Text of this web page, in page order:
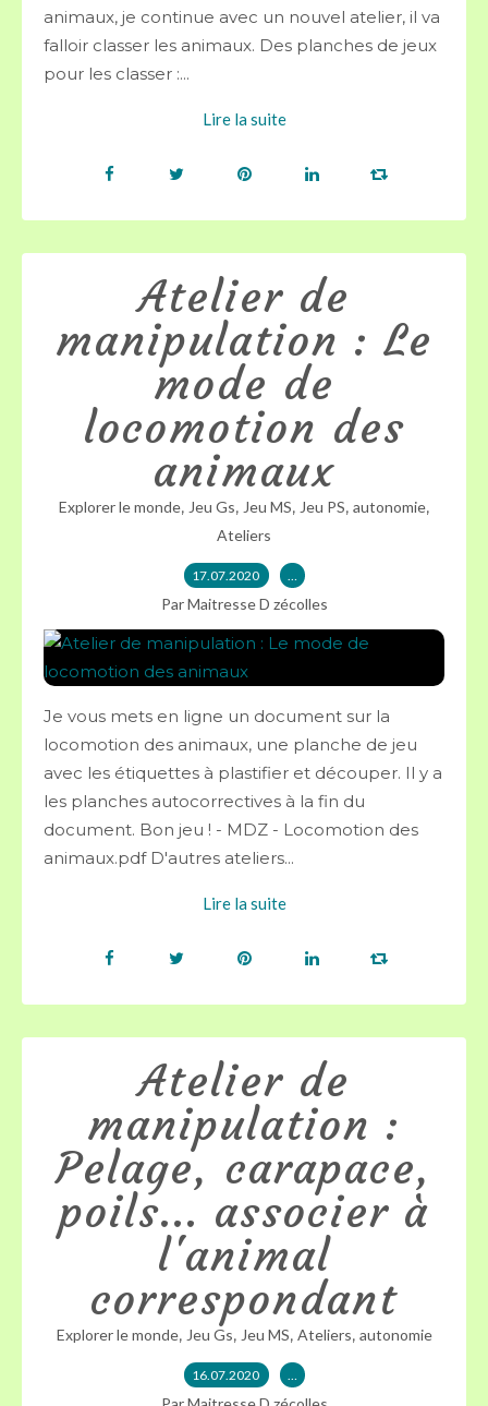
animaux, je continue avec un nouvel atelier, il va
falloir classer les animaux. Des planches de jeux
pour les classer :...
Lire la suite
Atelier de
manipulation : Le
mode de
locomotion des
animaux
Explorer le monde, Jeu Gs, Jeu MS, Jeu PS, autonomie,
Ateliers
17.07.2020 …
Par Maitresse D zécolles
Je vous mets en ligne un document sur la
locomotion des animaux, une planche de jeu
avec les étiquettes à plastifier et découper. Il y a
les planches autocorrectives à la fin du
document. Bon jeu ! - MDZ - Locomotion des
animaux.pdf D'autres ateliers...
Lire la suite
Atelier de
manipulation :
Pelage, carapace,
poils... associer à
l'animal
correspondant
Explorer le monde, Jeu Gs, Jeu MS, Ateliers, autonomie
16.07.2020 …